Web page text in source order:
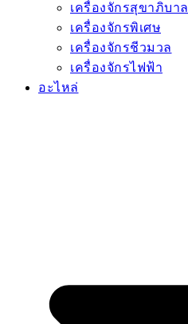
เครื่องจักรสุขาภิบาล
เครื่องจักรพิเศษ
เครื่องจักรชีวมวล
เครื่องจักรไฟฟ้า
อะไหล่